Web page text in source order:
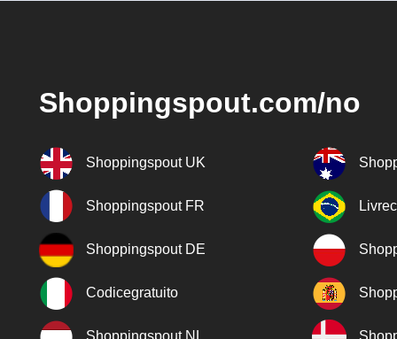
Shoppingspout.com/no
Shoppingspout UK
Shoppingspout FR
Shoppingspout DE
Codicegratuito
Shoppingspout NL